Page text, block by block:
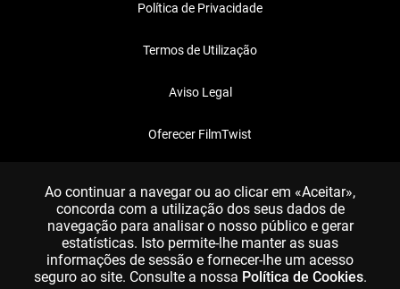
Política de Privacidade
Termos de Utilização
Aviso Legal
Oferecer FilmTwist
Ao continuar a navegar ou ao clicar em «Aceitar»,
concorda com a utilização dos seus dados de
navegação para analisar o nosso público e gerar
estatísticas. Isto permite-lhe manter as suas
informações de sessão e fornecer-lhe um acesso
seguro ao site. Consulte a nossa Política de Cookies.